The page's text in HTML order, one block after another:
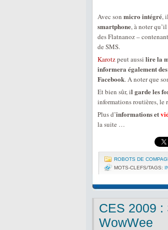
Avec son micro intégré,
smartphone, à noter
des Flatnanoz –
de SMS.
Karotzpeut aussi lire la
informera également
Facebook. A noter que
Et bien sûr, il garde les
informations routières,
Plus d’informations et
la suite …
ROBOTS DE
MOTS-CLEFS/TAGS:
CES 2009 :
WowWee